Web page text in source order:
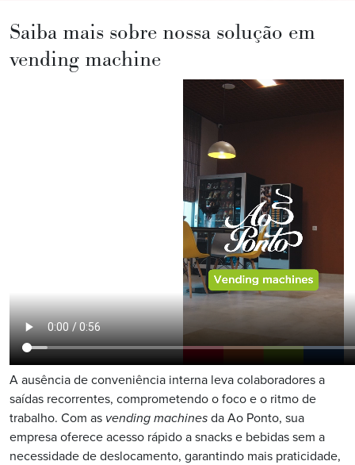
Saiba mais sobre nossa solução em
vending machine
A ausência de conveniência interna leva colaboradores a
saídas recorrentes, comprometendo o foco e o ritmo de
trabalho. Com as vending machines da Ao Ponto, sua
empresa oferece acesso rápido a snacks e bebidas sem a
necessidade de deslocamento, garantindo mais praticidade,